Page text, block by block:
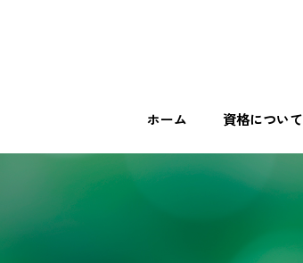
ホーム 資格について